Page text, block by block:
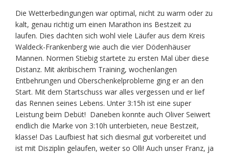
Die Wetterbedingungen war optimal, nicht zu warm oder zu
kalt, genau richtig um einen Marathon ins Bestzeit zu
laufen. Dies dachten sich wohl viele Läufer aus dem Kreis
Waldeck-Frankenberg wie auch die vier Dödenhäuser
Mannen. Normen Stiebig startete zu ersten Mal über diese
Distanz. Mit akribischem Training, wochenlangen
Entbehrungen und Oberschenkelprobleme ging er an den
Start. Mit dem Startschuss war alles vergessen und er lief
das Rennen seines Lebens. Unter 3:15h ist eine super
Leistung beim Debüt! Daneben konnte auch Oliver Seiwert
endlich die Marke von 3:10h unterbieten, neue Bestzeit,
klasse! Das Laufbiest hat sich diesmal gut vorbereitet und
ist mit Disziplin gelaufen, weiter so Olli! Auch unser Franz, ja